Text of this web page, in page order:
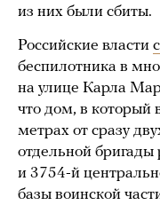
из них были сбиты.
Российские власти
беспилотника в
на улице Карла
что дом, в который
метрах от сразу
отдельной
и 3754-й
базы воинской